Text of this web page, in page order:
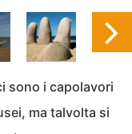
sono i capolavori
ma talvolta si